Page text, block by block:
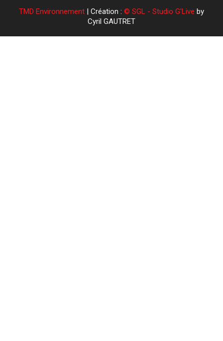
TMD Environnement | Création : © SGL - Studio G'Live by
Cyril GAUTRET